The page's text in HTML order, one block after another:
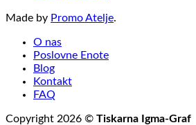
Made by Promo Atelje.
O nas
Poslovne Enote
Blog
Kontakt
FAQ
Copyright 2026 © Tiskarna Igma-Graf